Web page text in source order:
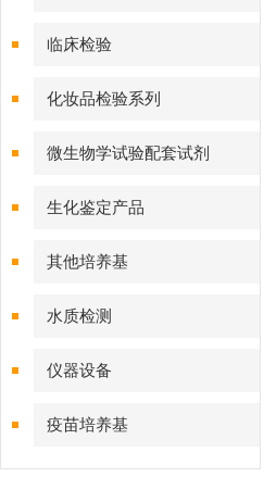
临床检验
化妆品检验系列
微生物学试验配套试剂
生化鉴定产品
其他培养基
水质检测
仪器设备
疫苗培养基